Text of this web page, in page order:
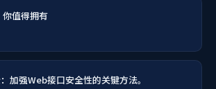
值得拥有
加强Web接口安全性的关键方法。